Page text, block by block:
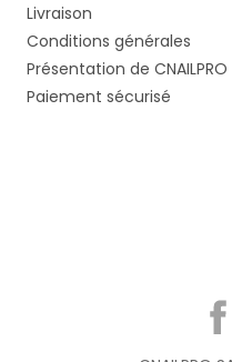
Livraison
Conditions générales
Présentation de CNAILPRO
Paiement sécurisé